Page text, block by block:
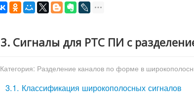
3. Сигналы для РТС ПИ с
Категория: Разделение каналов по форме в
3.1. Классификация широкополосных сигналов